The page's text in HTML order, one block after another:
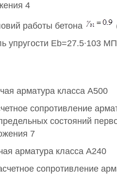
4
работы бетона
упругости Eb=27.5∙103
арматура класса А500
сопротивление
состояний
7
арматура класса А240
сопротивление